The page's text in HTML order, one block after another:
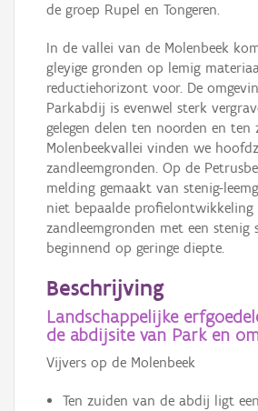
de groep Rupel en Tongeren.
In de vallei van de Molenbeek
gleyige gronden op lemig
reductiehorizont voor. De
Parkabdij is evenwel sterk
gelegen delen ten noorden en ten
Molenbeekvallei vinden we
zandleemgronden. Op de
melding gemaakt van stenig-
niet bepaalde profielontwikkeling
zandleemgronden met een stenig
beginnend op geringe diepte.
Beschrijving
Landschappelijke
de abdijsite van Park en
Vijvers op de Molenbeek
Ten zuiden van de abdij ligt een